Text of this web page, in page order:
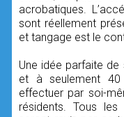
acrobatiques.
sont réellement
et tangage est le
Une idée parfaite
et à seulement
effectuer par soi-
résidents. Tous